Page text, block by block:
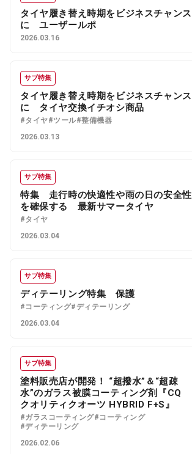
タイヤ履き替え時期をビジネスチャンス
に ユーザールポ
2026.03.16
サブ特集
タイヤ履き替え時期をビジネスチャンス
に タイヤ交換イチオシ商品
#タイヤ#ツール#整備機器
2026.03.13
サブ特集
特集 走行時の快適性や雨の日の安全性
を確保する 最新サマータイヤ
#タイヤ
2026.03.04
サブ特集
ディテーリング特集 保護
#コーティング#ディテーリング
2026.03.04
サブ特集
塗料販売店が開発！ “超撥水”＆“超疎
水”のガラス被膜コーティング剤『CQ
クオリティクオーツ HYBRID F+S』
#ガラスコーティング#コーティング
#ディテーリング
2026.02.06